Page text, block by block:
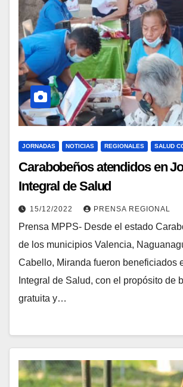
JORNADAS NOTICIAS REGIONALES SALUD
Carabobeños atendidos en
Integral de Salud
15/12/2022 PRENSA REGIONAL
Prensa MPPS- Desde el estado
de los municipios Valencia,
Cabello, Miranda fueron beneficiados
Integral de Salud, con el propósito de
gratuita y…